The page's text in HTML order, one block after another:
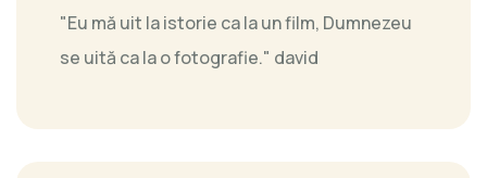
"Eu mă uit la istorie ca la un film, Dumnezeu
se uită ca la o fotografie." david